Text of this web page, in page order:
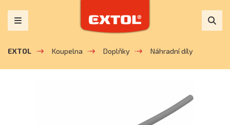
EXTOL Koupelna Doplňky Náhradní díly